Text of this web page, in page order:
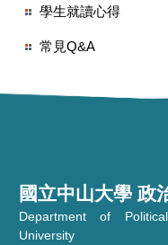
學生就讀心得
常見Q&A
國立中山大學 政
Department of
University